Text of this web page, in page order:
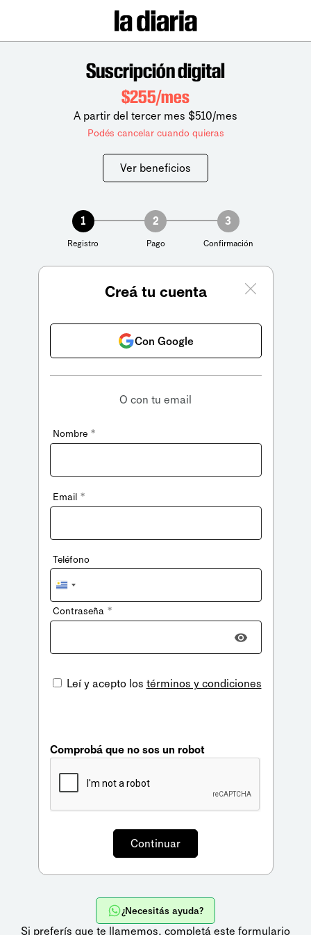
Suscripción digital
$255/mes
A partir del tercer mes $510/mes
Podés cancelar cuando quieras
Ver beneficios
1
Registro
2
Pago
3
Confirmación
Creá tu cuenta
Con Google
O con tu email
Nombre *
Email *
Teléfono
Uruguay
+598
Contraseña *
Leí y acepto los términos y condiciones
Comprobá que no sos un robot
¿Necesitás ayuda?
Si preferís que te llamemos, completá este formulario